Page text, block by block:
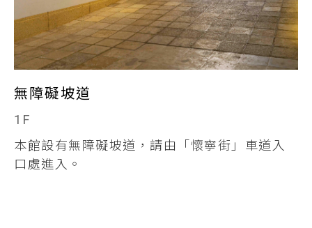
無障礙坡道
1F
本館設有無障礙坡道，請由「懷寧街」車道入
口處進入。